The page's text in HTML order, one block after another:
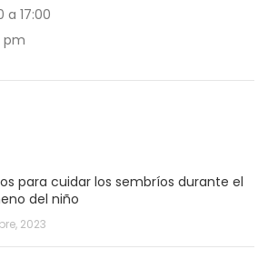
a 17:00
pm
para cuidar los sembríos durante el
del niño
2023